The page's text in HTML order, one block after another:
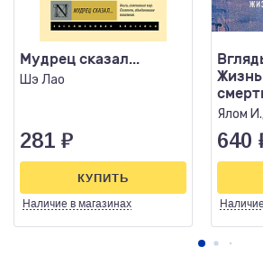
Мудрец сказал...
Шэ Лао
281 ₽
Наличие в магазинах
КУПИТЬ
Жизнь
Ялом
640
Наличие